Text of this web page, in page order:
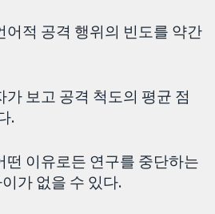
어적 공격 행위의 빈도를 약간
가 보고 공격 척도의 평균 점
.
떤 이유로든 연구를 중단하는
가 없을 수 있다.